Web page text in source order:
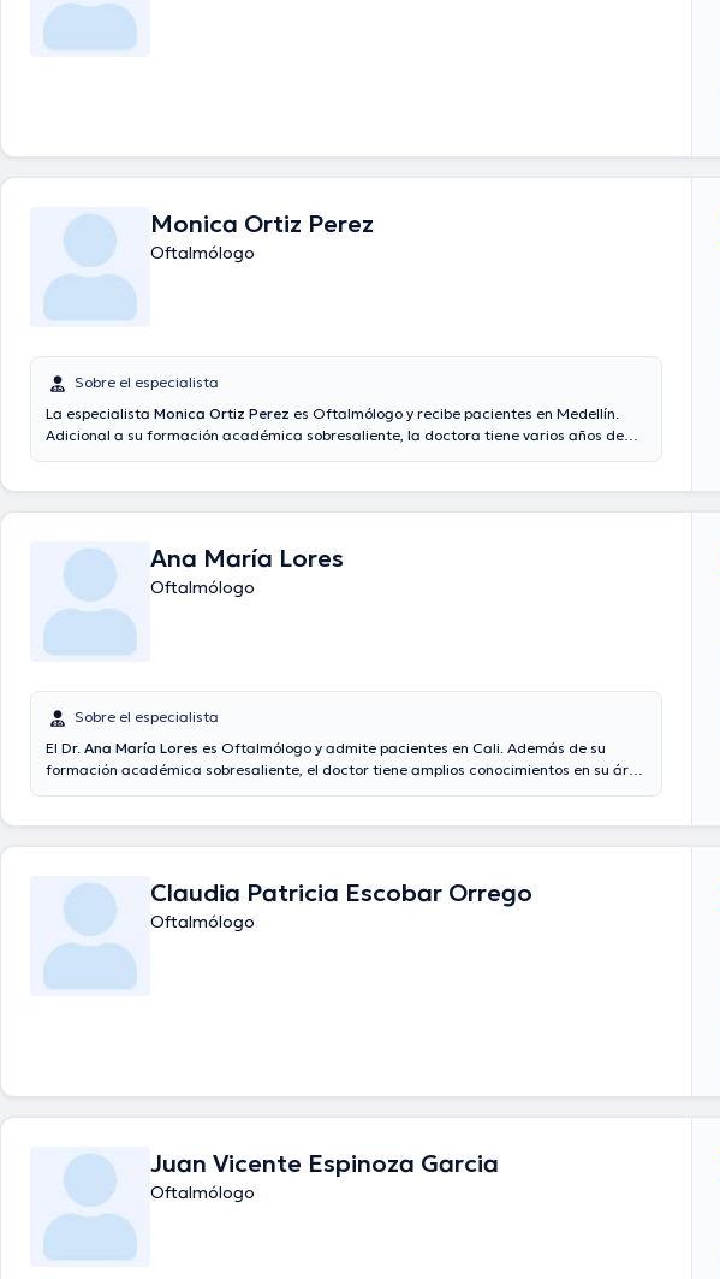
Monica Ortiz Perez
Oftalmólogo
Sobre el especialista
La especialista Monica Ortiz Perez es Oftalmólogo y recibe pacientes en Medellín.
Adicional a su formación académica sobresaliente, la doctora tiene varios años de
ha publicado diferentes publicaciones. Es importante resaltar que, la doctora puede
hablar en Español.Ana María Lores
Oftalmólogo
Sobre el especialista
El Dr. Ana María Lores es Oftalmólogo y admite pacientes en Cali. Además de su
formación académica sobresaliente, el doctor tiene amplios conocimientos en su área
ediciones. Para finalizar, el doctor puede hablar Español en su consultorio.
Claudia Patricia Escobar Orrego
Oftalmólogo
Juan Vicente Espinoza Garcia
Oftalmólogo